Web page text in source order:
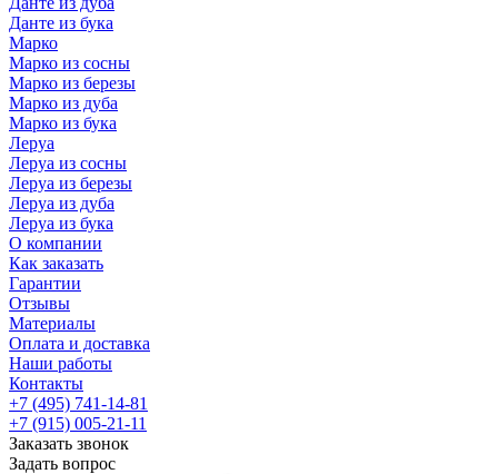
Данте из бука
Марко
Марко из сосны
Марко из березы
Марко из дуба
Марко из бука
Леруа
Леруа из сосны
Леруа из березы
Леруа из дуба
Леруа из бука
О компании
Как заказать
Гарантии
Отзывы
Материалы
Оплата и доставка
Наши работы
Контакты
+7 (495) 741-14-81
+7 (915) 005-21-11
Заказать звонок
Задать вопрос